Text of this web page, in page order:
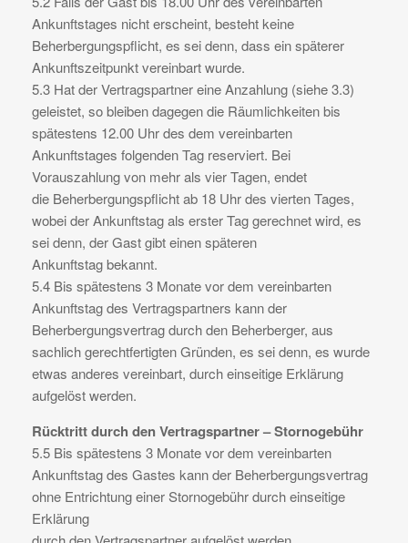
Ankunftstages nicht erscheint, besteht keine
Beherbergungspflicht, es sei denn, dass ein späterer
Ankunftszeitpunkt vereinbart wurde.
5.3 Hat der Vertragspartner eine Anzahlung (siehe 3.3)
geleistet, so bleiben dagegen die Räumlichkeiten bis
spätestens 12.00 Uhr des dem vereinbarten
Ankunftstages folgenden Tag reserviert. Bei
Vorauszahlung von mehr als vier Tagen, endet
die Beherbergungspflicht ab 18 Uhr des vierten Tages,
wobei der Ankunftstag als erster Tag gerechnet wird, es
sei denn, der Gast gibt einen späteren
Ankunftstag bekannt.
5.4 Bis spätestens 3 Monate vor dem vereinbarten
Ankunftstag des Vertragspartners kann der
Beherbergungsvertrag durch den Beherberger, aus
sachlich gerechtfertigten Gründen, es sei denn, es wurde
etwas anderes vereinbart, durch einseitige Erklärung
aufgelöst werden.
Rücktritt durch den Vertragspartner – Stornogebühr
5.5 Bis spätestens 3 Monate vor dem vereinbarten
Ankunftstag des Gastes kann der Beherbergungsvertrag
ohne Entrichtung einer Stornogebühr durch einseitige
Erklärung